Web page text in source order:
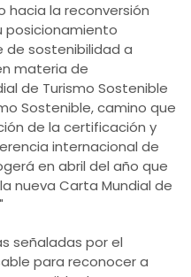
hacia la reconversión
posicionamiento
sostenibilidad a
materia de
de Turismo Sostenible
Sostenible, camino que
de la certificación y
internacional de
en abril del año que
nueva Carta Mundial de
señaladas por el
para reconocer a